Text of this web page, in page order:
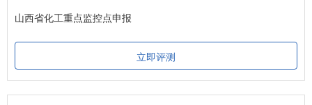
山西省化工重点监控点申报
立即评测